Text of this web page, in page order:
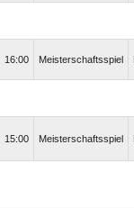
16:00 Meisterschaftsspiel
15:00 Meisterschaftsspiel